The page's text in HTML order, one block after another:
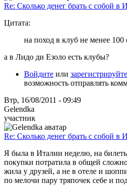
Re: Сколько денег брать с собой в
Цитата:
на поход в клуб не менее 100
а в Лидо ди Езоло есть клубы?
Войдите или
возможность отправлять
Втр, 16/08/2011 - 09:49
Gelendka
участник
Re: Сколько денег брать с собой в
Я была в Италии неделю, на
покупки потратила в общей
жила у друзей, а не в отеле и
по мелочи пару тряпочек себе и